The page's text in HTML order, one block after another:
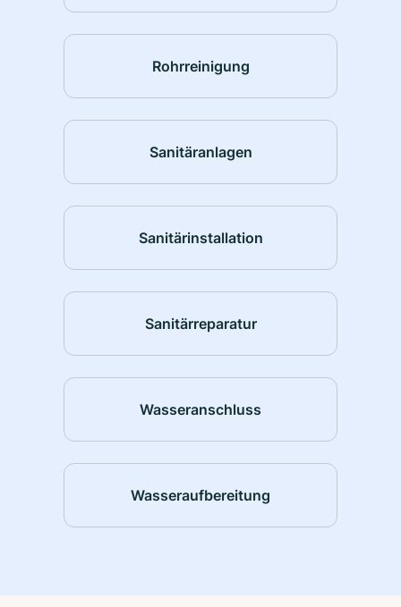
Rohrreinigung
Sanitäranlagen
Sanitärinstallation
Sanitärreparatur
Wasseranschluss
Wasseraufbereitung